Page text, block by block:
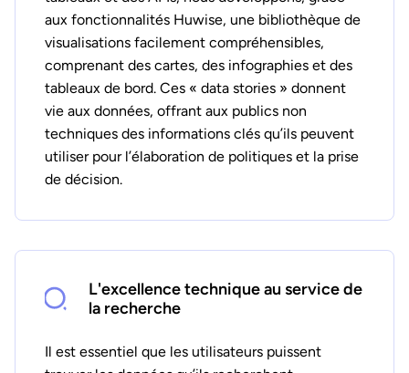
aux fonctionnalités Huwise, une bibliothèque de
visualisations facilement compréhensibles,
comprenant des cartes, des infographies et des
tableaux de bord. Ces « data stories » donnent
vie aux données, offrant aux publics non
techniques des informations clés qu’ils peuvent
utiliser pour l’élaboration de politiques et la prise
de décision.
L'excellence technique au service de
la recherche
Il est essentiel que les utilisateurs puissent